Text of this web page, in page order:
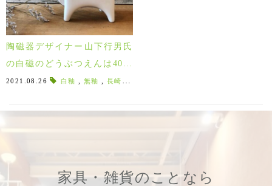
陶磁器デザイナー山下行男氏
の白磁のどうぶつえんは40種
類以上♪モダンの中にユーモア
2021.08.26 白釉 無釉 長崎県波佐見町
家具・雑貨のことなら